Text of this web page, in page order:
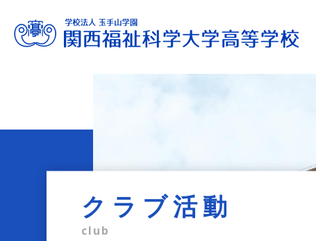
クラブ活動
club